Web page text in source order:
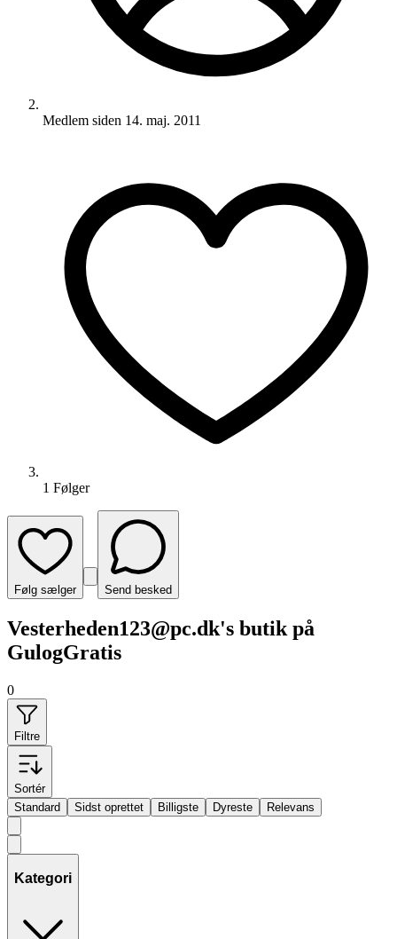
Medlem siden 14. maj. 2011
1 Følger
Følg sælger Send besked
Vesterheden123@pc.dk's butik på
GulogGratis
0
Filtre
Sortér
Standard
Sidst oprettet Billigste Dyreste Relevans
Kategori